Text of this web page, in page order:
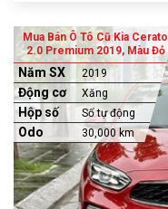
Mua Bán Ô Tô Cũ Kia Cerato
2.0 Premium 2019, Màu Đỏ
Năm SX 2019
Động cơ Xăng
Hộp số Số tự động
Odo 30,000 km